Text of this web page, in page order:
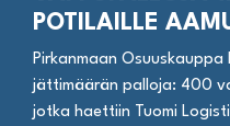
POTILAILLE
Pirkanmaan
jättimäärän palloja: 400
jotka haettiin Tuomi